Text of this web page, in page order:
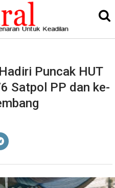
Puncak HUT
Satpol PP dan ke-